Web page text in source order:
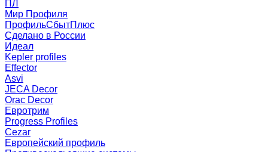
ПЛ
Мир Профиля
ПрофильСбытПлюс
Сделано в России
Идеал
Kepler profiles
Effector
Asvi
JECA Decor
Orac Decor
Евротрим
Progress Profiles
Cezar
Европейский профиль